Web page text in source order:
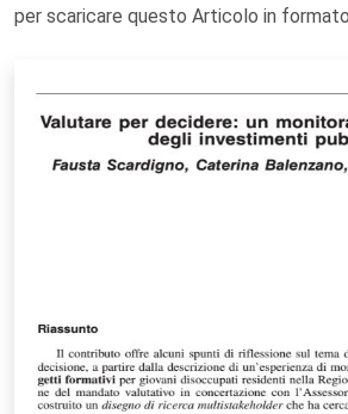
per scaricare questo Articolo in